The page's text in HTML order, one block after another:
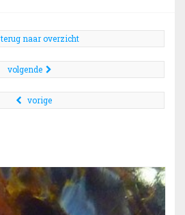
terug naar overzicht
volgende
vorige